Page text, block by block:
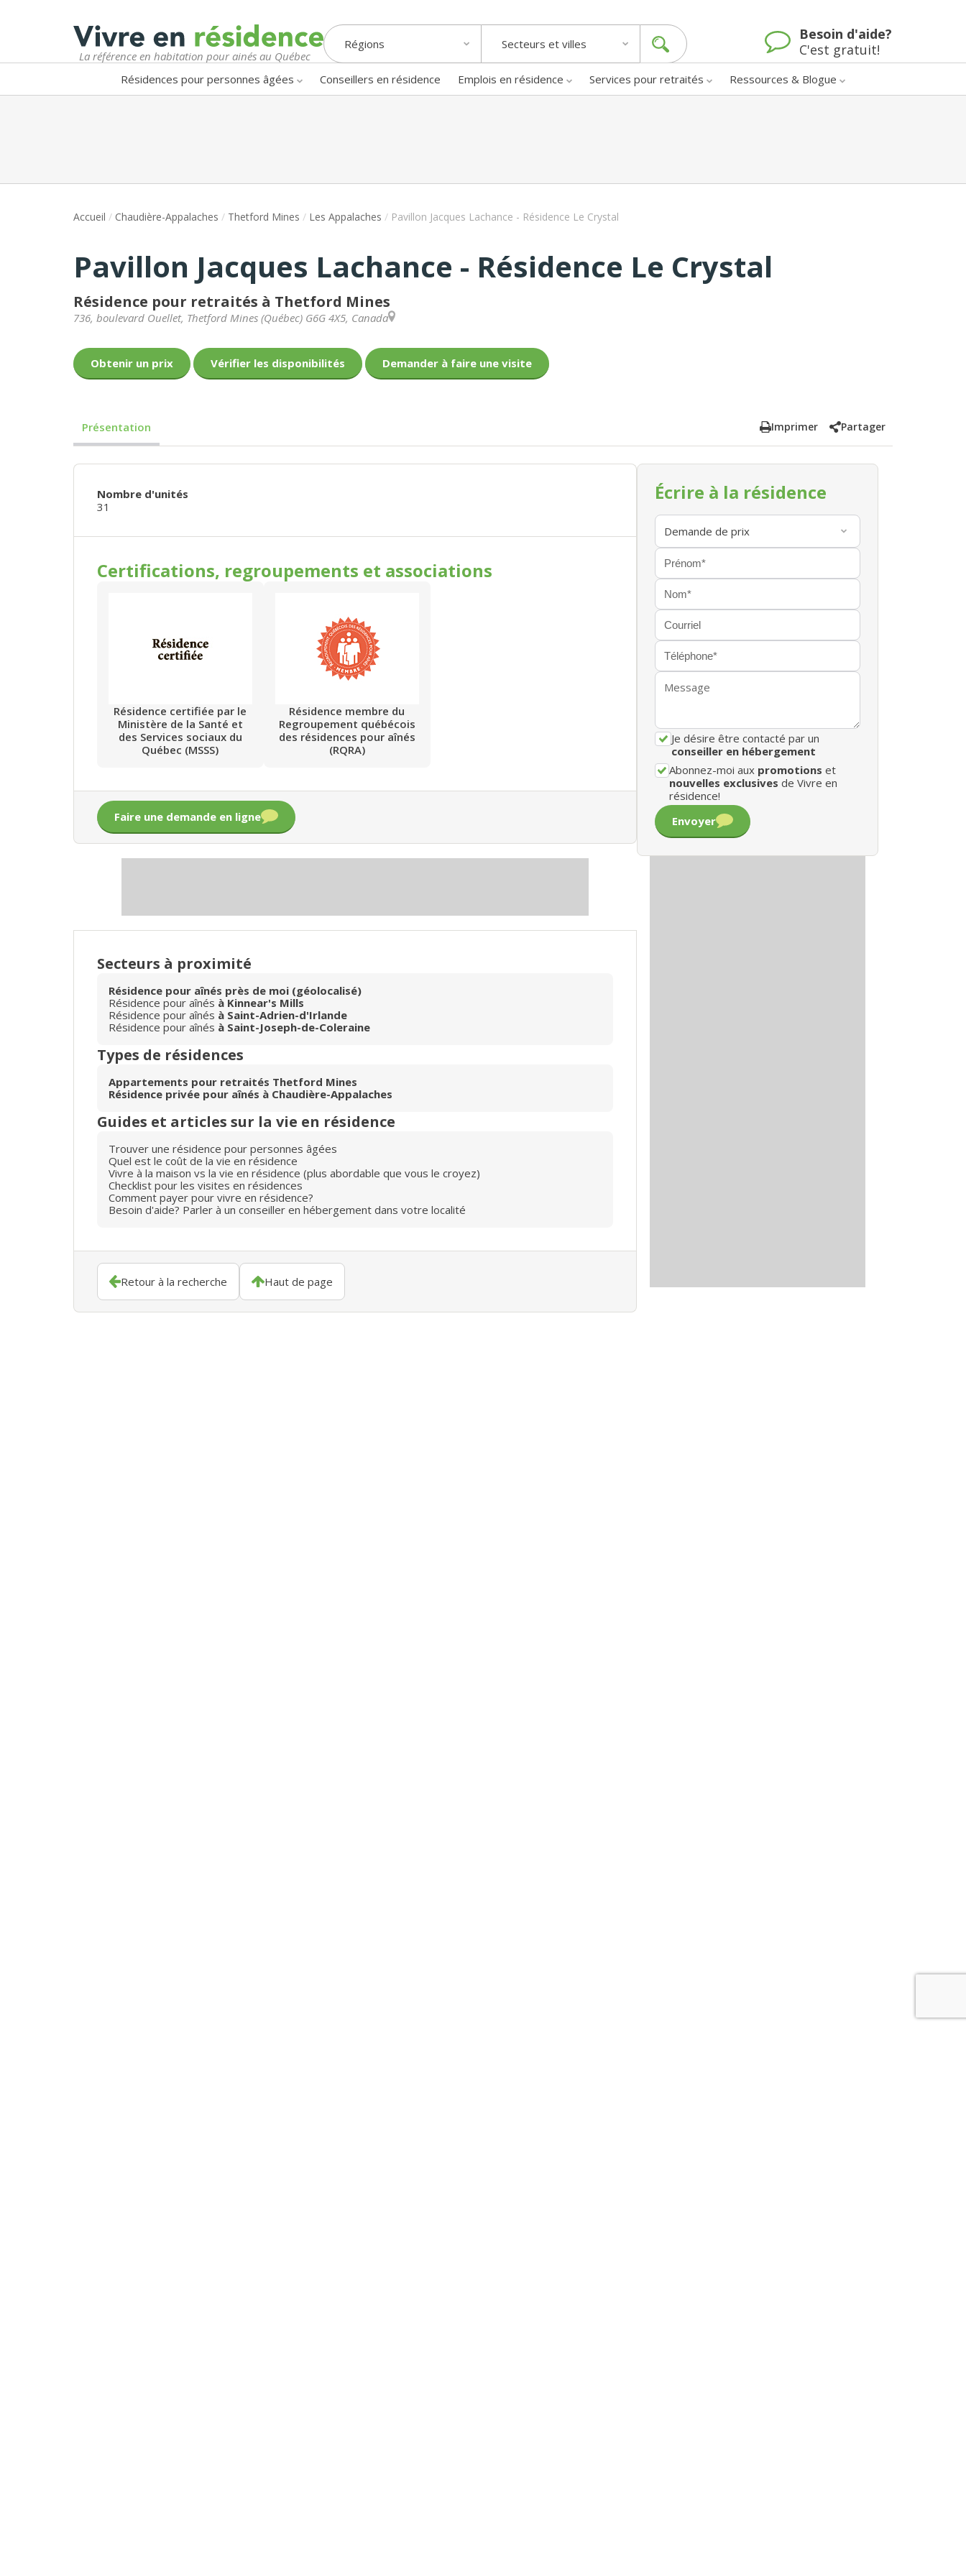
La référence en habitation pour ainés au Québec
Régions Secteurs et villes
Besoin d'aide?
C'est gratuit!
Résidences pour personnes âgées Conseillers en résidence Emplois en résidence Services pour retraités Ressources & Blogue
Accueil / Chaudière-Appalaches / Thetford Mines / Les Appalaches / Pavillon Jacques Lachance - Résidence Le Crystal
Pavillon Jacques Lachance - Résidence Le Crystal
Résidence pour retraités à Thetford Mines
736, boulevard Ouellet, Thetford Mines (Québec) G6G 4X5, Canada
Obtenir un prix Vérifier les disponibilités Demander à faire une visite
Présentation Imprimer Partager
Nombre d'unités
31
Certifications, regroupements et associations
Résidence certifiée par le
Ministère de la Santé et
des Services sociaux du
Québec (MSSS)
Résidence membre du
Regroupement québécois
des résidences pour aînés
(RQRA)
Faire une demande en ligne
Secteurs à proximité
Résidence pour aînés près de moi (géolocalisé)
Résidence pour aînés à Kinnear's Mills
Résidence pour aînés à Saint-Adrien-d'Irlande
Résidence pour aînés à Saint-Joseph-de-Coleraine
Types de résidences
Appartements pour retraités Thetford Mines
Résidence privée pour aînés à Chaudière-Appalaches
Guides et articles sur la vie en résidence
Trouver une résidence pour personnes âgées
Quel est le coût de la vie en résidence
Vivre à la maison vs la vie en résidence (plus abordable que vous le croyez)
Checklist pour les visites en résidences
Comment payer pour vivre en résidence?
Besoin d'aide? Parler à un conseiller en hébergement dans votre localité
Retour à la recherche Haut de page
Écrire à la résidence
Je désire être contacté par un
conseiller en hébergement
Abonnez-moi aux promotions et
nouvelles exclusives de Vivre en
résidence!
Envoyer